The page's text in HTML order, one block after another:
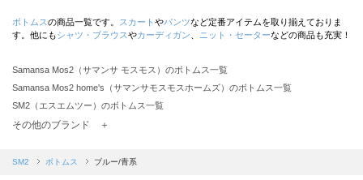
ボトムスの商品一覧です。 スカート やパンツなど定番アイテムを取り揃えておりま
す。他にもシャツ・ブラウスやカーディガン ニット・セーターなどの商品も充実！
Samansa Mos2（サマンサ モスモス）のボトムス一覧
Samansa Mos2 home's（サマンサモスモスホームズ）のボトムス一覧
SM2（エスエムツー）のボトムス一覧
TSUHARU by Samansa Mos2（ツハルバイサマンサモスモス）のボトムス一覧
Samansa Mos2 blue（サマンサモスモス ブルー）のボトムス一覧
その他のブランド ＋
SM2 ボトムス ブルー/青系